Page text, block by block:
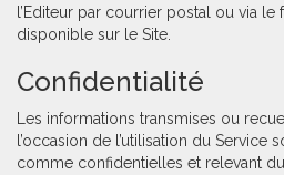
l’Editeur par courrier postal ou via
disponible sur le Site.
Confidentialité
Les informations transmises ou
l’occasion de l’utilisation du Service
comme confidentielles et relevant